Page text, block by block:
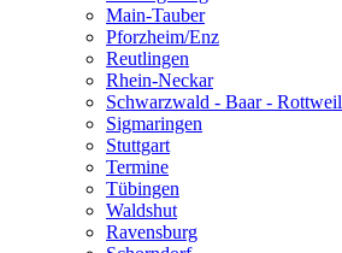
Main-Tauber
Pforzheim/Enz
Reutlingen
Rhein-Neckar
Schwarzwald - Baar - Rottweil
Sigmaringen
Stuttgart
Termine
Tübingen
Waldshut
Ravensburg